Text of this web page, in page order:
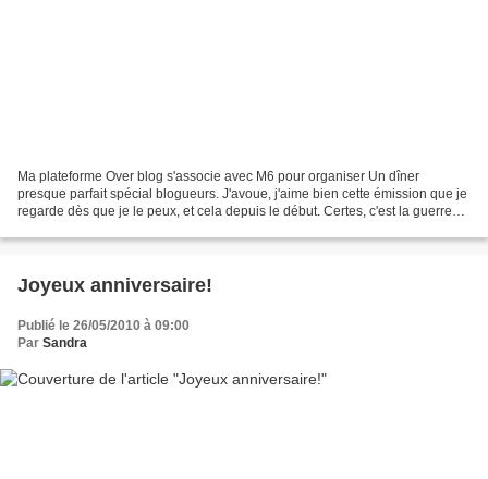
Ma plateforme Over blog s'associe avec M6 pour organiser Un dîner
presque parfait spécial blogueurs. J'avoue, j'aime bien cette émission que je
regarde dès que je le peux, et cela depuis le début. Certes, c'est la guerre
Joyeux anniversaire!
Publié le 26/05/2010 à 09:00
Par Sandra